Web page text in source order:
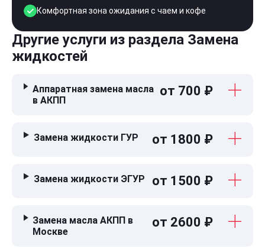
Комфортная зона ожидания с чаем и кофе
Другие услуги из раздела Замена
жидкостей
Аппаратная замена масла
в АКПП
от 700 ₽
Замена жидкости ГУР от 1800 ₽
Замена жидкости ЭГУР от 1500 ₽
Замена масла АКПП в
Москве
от 2600 ₽